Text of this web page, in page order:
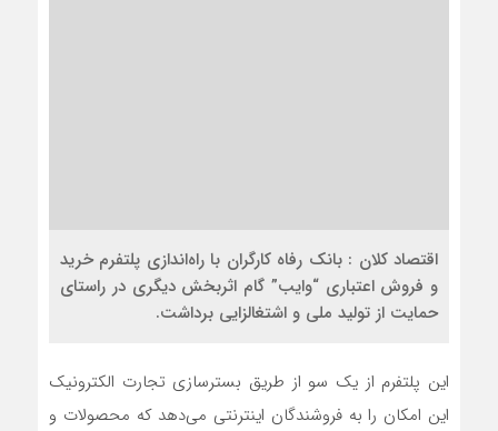
اقتصاد کلان : بانک رفاه کارگران با راه‌اندازی پلتفرم خرید
و فروش اعتباری “وایب” گام اثربخش دیگری در راستای
حمایت از تولید ملی و اشتغالزایی برداشت.
این پلتفرم از یک سو از طریق بسترسازی تجارت الکترونیک
این امکان را به فروشندگان اینترنتی می‌دهد که محصولات و